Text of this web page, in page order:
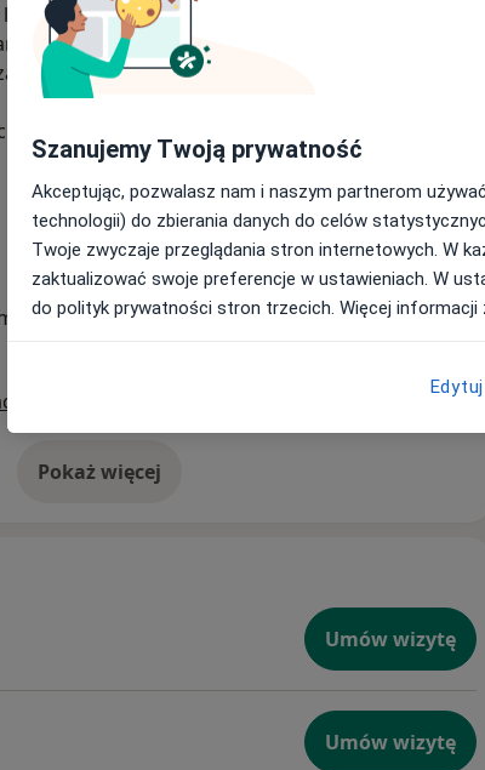
Lubię to, co robię.
w oddziale klinicznym ogólnointernistycznym, a
z reumatologii na Oddziale Reumatologii
zawsze robić.
adresami)
(4)
Pokaż więcejo doświadczeniu
Umów wizytę
Umów wizytę
Szanujemy Twoją prywatność
Akceptując, pozwalasz nam i naszym partnerom
technologii) do zbierania danych do celów
Twoje zwyczaje przeglądania stron internetowych. W
zaktualizować swoje preferencje w ustawieniach. W
do polityk prywatności stron trzecich. Więcej informacji